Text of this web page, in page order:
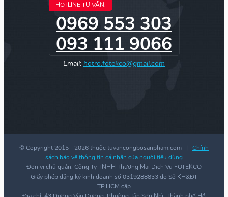
HOTLINE TƯ VẤN:
0969 553 303
093 111 9066
Email: hotro.fotekco@gmail.com
© Copyright 2015 - 2026 thuộc tuvancongbosanpham.com | Chính
sách bảo vệ thông tin cá nhân của người tiêu dùng
Đơn vị chủ quản: Công Ty TNHH Thương Mại Dịch Vụ FOTEKCO
Giấy phép đăng ký kinh doanh số 0319288833 do Sở KH&ĐT
TP.HCM cấp